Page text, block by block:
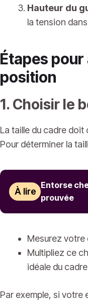
Hauteur du
la tension
Étapes
position
1. Choisir le
La taille du cadre
Pour déterminer la
À lire
Entorse
prouvée
Mesurez votre
Multipliez ce
idéale du
Par exemple, si votre